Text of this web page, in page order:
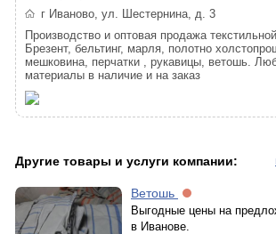
г Иваново, ул. Шестернина, д. 3
Производство и оптовая продажа
Брезент, бельтинг, марля, полотно
мешковина, перчатки , рукавицы, ветошь.
материалы в наличие и на заказ
Другие товары и услуги компании:
Ветошь
Выгодные цены на
в Иванове.